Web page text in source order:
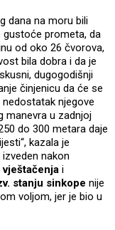
dana na moru bili
gustoće prometa, da
od oko 26 čvorova,
bila dobra i da je
dugogodišnji
činjenicu da će se
njegove
manevra u zadnjoj
do 300 metara daje
kazala je
nakon
i
stanju sinkope nije
voljom, jer je bio u